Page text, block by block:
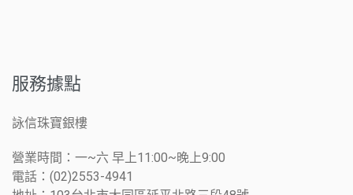
服務據點
詠信珠寶銀樓
營業時間：一~六 早上11:00~晚上9:00
電話：(02)2553-4941